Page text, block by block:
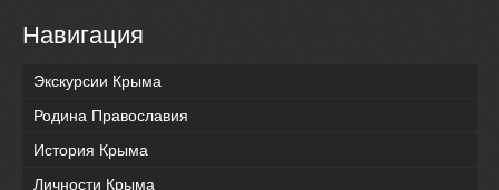
Навигация
Экскурсии Крыма
Родина Православия
История Крыма
Личности Крыма